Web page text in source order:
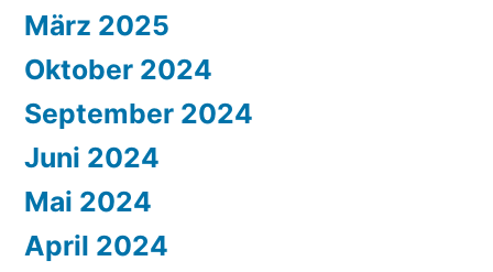
März 2025
Oktober 2024
September 2024
Juni 2024
Mai 2024
April 2024